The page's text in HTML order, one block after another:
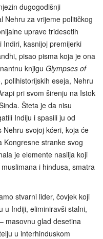
dugogodišnji
Nehru za vrijeme političkog
uprave tridesetih
Indiri, kasnijoj premijerki
pisao pisma koja je ona
knjigu Glympses of
polihistorijskih eseja, Nehru
pri svom širenju na Istok
Šteta je da nisu
Indiju i spasili ju od
svojoj kćeri, koja će
Kongresne stranke svog
je elemente nasilja koji
i hindusa, smatra
stvarni lider, čovjek koji
u Indiji, eliminiravši stalni,
masovnu glad desetina
u interhinduskom